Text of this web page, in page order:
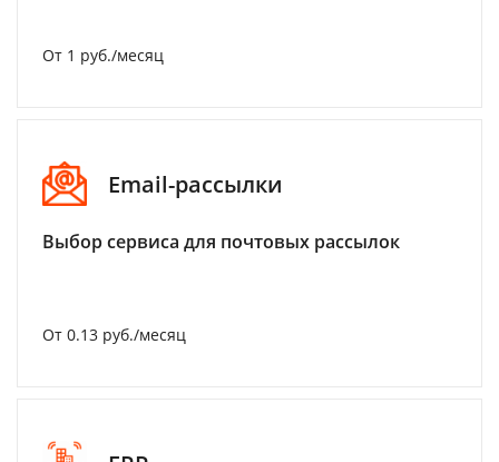
От 1 руб./месяц
Email-рассылки
Выбор сервиса для почтовых рассылок
От 0.13 руб./месяц